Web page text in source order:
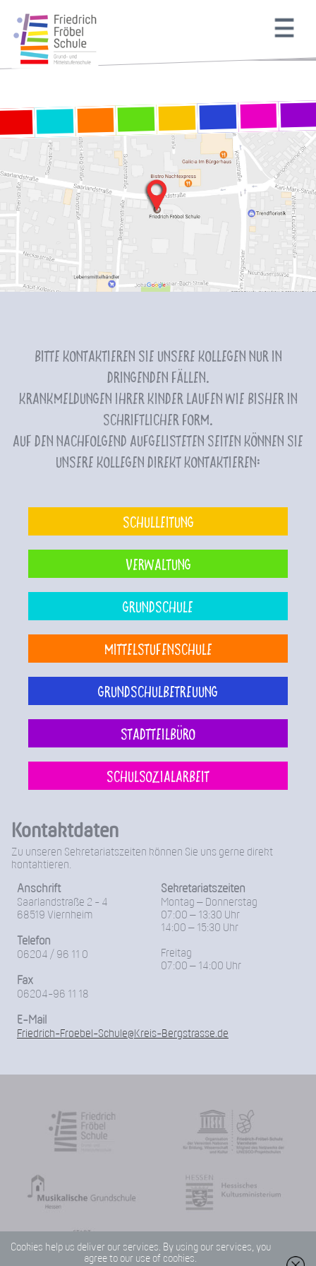
Bitte kontaktieren Sie unsere Kollegen nur in
dringenden Fällen.
Krankmeldungen Ihrer Kinder laufen wie bisher in
schriftlicher Form.
Auf den nachfolgend aufgelisteten Seiten können Sie
unsere Kollegen direkt kontaktieren:
Schulleitung
Verwaltung
Grundschule
Mittelstufenschule
Grundschulbetreuung
Stadtteilbüro
Schulsozialarbeit
Kontaktdaten
Zu unseren Sekretariatszeiten können Sie uns gerne direkt
kontaktieren.
Anschrift
Saarlandstraße 2 - 4
68519 Viernheim
Telefon
06204 / 96 11 0
Fax
06204-96 11 18
Sekretariatszeiten
Montag – Donnerstag
07:00 – 13:30 Uhr
14:00 – 15:30 Uhr
Freitag
07:00 – 14:00 Uhr
E-Mail
Friedrich-Froebel-Schule@Kreis-Bergstrasse.de
Cookies help us deliver our services. By using our services, you
agree to our use of cookies.